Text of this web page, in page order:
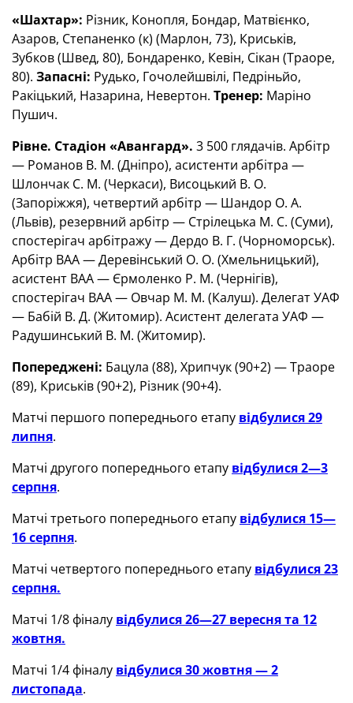
«Шахтар»: Різник, Конопля, Бондар, Матвієнко,
Азаров, Степаненко (к) (Марлон, 73), Криськів,
Зубков (Швед, 80), Бондаренко, Кевін, Сікан (Траоре,
80). Запасні: Рудько, Гочолейшвілі, Педріньйо,
Ракіцький, Назарина, Невертон. Тренер: Маріно
Пушич.
Рівне. Стадіон «Авангард». 3 500 глядачів. Арбітр
— Романов В. М. (Дніпро), асистенти арбітра —
Шлончак С. М. (Черкаси), Висоцький В. О.
(Запоріжжя), четвертий арбітр — Шандор О. А.
(Львів), резервний арбітр — Стрілецька М. С. (Суми),
спостерігач арбітражу — Дердо В. Г. (Чорноморськ).
Арбітр ВАА — Деревінський О. О. (Хмельницький),
асистент ВАА — Єрмоленко Р. М. (Чернігів),
спостерігач ВАА — Овчар М. М. (Калуш). Делегат УАФ
— Бабій В. Д. (Житомир). Асистент делегата УАФ —
Радушинський В. М. (Житомир).
Попереджені: Бацула (88), Хрипчук (90+2) — Траоре
(89), Криськів (90+2), Різник (90+4).
Матчі першого попереднього етапу відбулися 29
липня.
Матчі другого попереднього етапу відбулися 2—3
серпня.
Матчі третього попереднього етапу відбулися 15—
16 серпня.
Матчі четвертого попереднього етапу відбулися 23
серпня.
Матчі 1/8 фіналу відбулися 26—27 вересня та 12
жовтня.
Матчі 1/4 фіналу відбулися 30 жовтня — 2
листопада.